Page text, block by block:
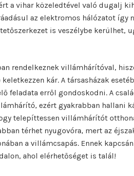
a vihar közeledtével való dugalj
az elektromos hálózatot így
is veszélybe kerülhet,
rendelkeznek villámhárítóval,
keletkezzen kár. A társasházak
feladata erről gondoskodni. A
ezért gyakrabban hallani
telepíttessen villámhárítót
térhet nyugovóra, mert az
a villámcsapás. Ennek
ahol elérhetőséget is talál!